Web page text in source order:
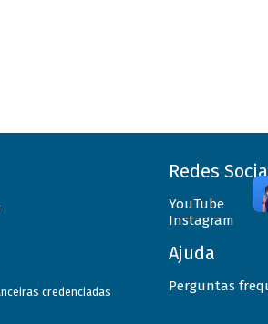
credenciadas
Redes
YouTube
Instagram
Ajuda
Perguntas